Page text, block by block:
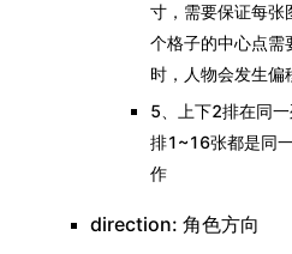
寸，需要保证每张
个格子的中心点需
时，人物会发生偏
5、上下2排在同
排1~16张都是同
作
direction: 角色方向